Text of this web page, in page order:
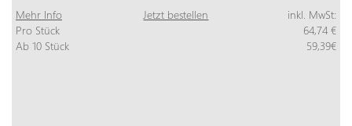
Mehr Info Jetzt bestellen
inkl. MwSt:
Pro Stück
64,74 €
Ab 10 Stück
59,39€